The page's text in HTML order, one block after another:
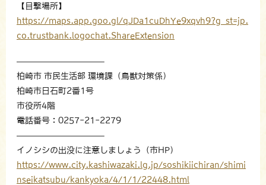
【目撃場所】
https://maps.app.goo.gl/qJDa1cuDhYe9xqvh9?g_st=jp.
co.trustbank.logochat.ShareExtension
——————————–
柏崎市 市民生活部 環境課（鳥獣対策係）
柏崎市日石町2番1号
市役所4階
電話番号：0257-21-2279
——————————–
イノシシの出没に注意しましょう（市HP）
https://www.city.kashiwazaki.lg.jp/soshikiichiran/shimi
nseikatsubu/kankyoka/4/1/1/22448.html